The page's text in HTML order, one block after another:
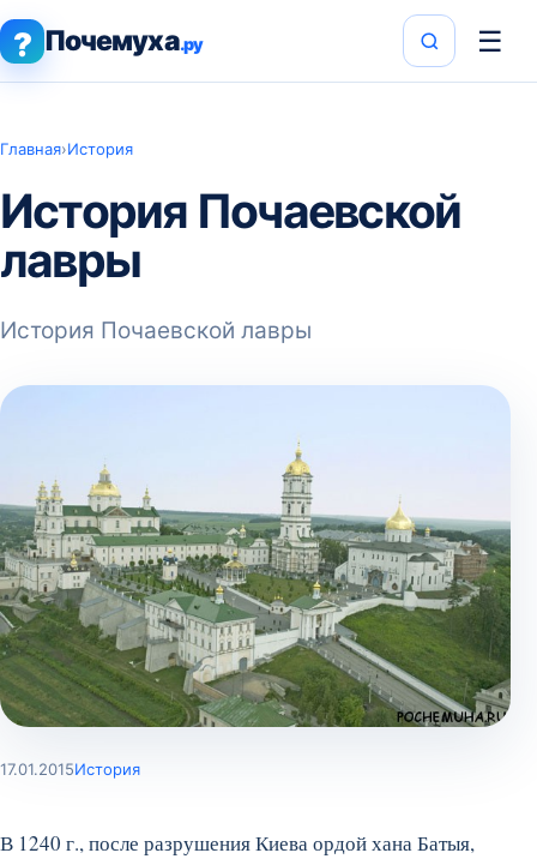
? Почемуха.ру ☰
Главная›История
История Почаевской
лавры
История Почаевской лавры
17.01.2015История
В 1240 г., после разрушения Киева ордой хана Батыя,